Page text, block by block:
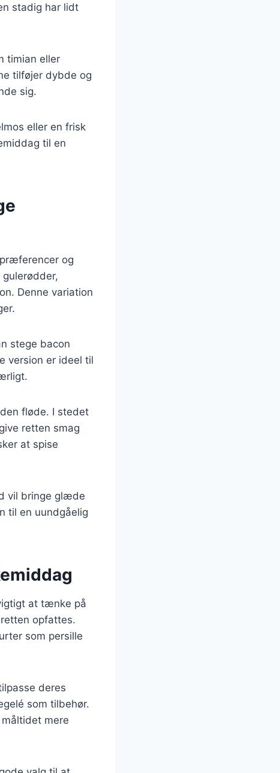
stadig har lidt
timian eller
tilføjer dybde og
sig.
eller en frisk
til en
og
Denne variation
stege bacon
version er ideel til
fløde. I stedet
retten smag
at spise
vil bringe glæde
til en uundgåelig
at tænke på
opfattes.
som persille
deres
som tilbehør.
mere